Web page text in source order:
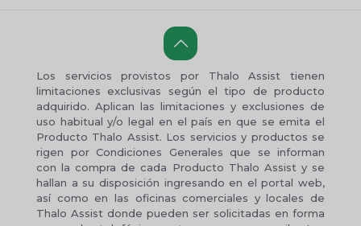
Los servicios provistos por Thalo Assist tienen
limitaciones exclusivas según el tipo de producto
adquirido. Aplican las limitaciones y exclusiones de
uso habitual y/o legal en el país en que se emita el
Producto Thalo Assist. Los servicios y productos se
rigen por Condiciones Generales que se informan
con la compra de cada Producto Thalo Assist y se
hallan a su disposición ingresando en el portal web,
así como en las oficinas comerciales y locales de
Thalo Assist donde pueden ser solicitadas en forma